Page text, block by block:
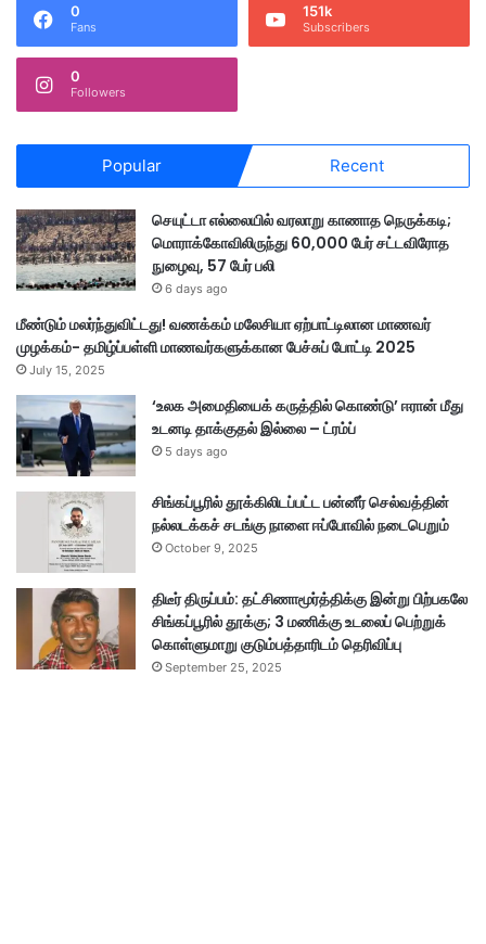
ட
ற்
மா
று
த்
த
ம்
0
Fans
151k
Subscribers
0
Followers
Popular Recent
செயுட்டா எல்லையில் வரலாறு காணாத நெருக்கடி;
மொராக்கோவிலிருந்து 60,000 பேர் சட்டவிரோத
நுழைவு, 57 பேர் பலி
6 days ago
மீண்டும் மலர்ந்துவிட்டது! வணக்கம் மலேசியா ஏற்பாட்டிலான மாணவர்
முழக்கம்- தமிழ்ப்பள்ளி மாணவர்களுக்கான பேச்சுப் போட்டி 2025
July 15, 2025
‘உலக அமைதியைக் கருத்தில் கொண்டு’ ஈரான் மீது
உடனடி தாக்குதல் இல்லை – ட்ரம்ப்
5 days ago
சிங்கப்பூரில் தூக்கிலிடப்பட்ட பன்னீர் செல்வத்தின்
நல்லடக்கச் சடங்கு நாளை ஈப்போவில் நடைபெறும்
October 9, 2025
திடீர் திருப்பம்: தட்சிணாமூர்த்திக்கு இன்று பிற்பகலே
சிங்கப்பூரில் தூக்கு; 3 மணிக்கு உடலைப் பெற்றுக்
கொள்ளுமாறு குடும்பத்தாரிடம் தெரிவிப்பு
September 25, 2025